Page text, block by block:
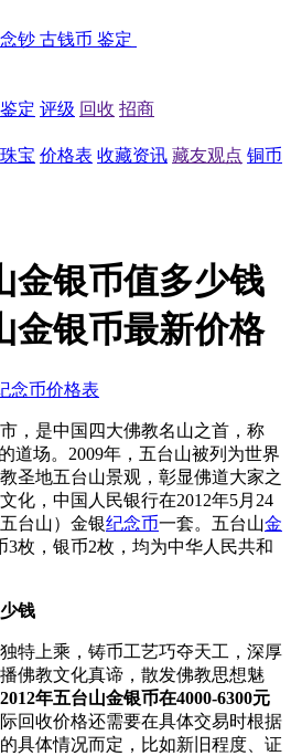
钞 古钱币 鉴定
鉴定 评级 回收 招商
珠宝 价格表 收藏资讯 藏友观点 铜币
金银币值多少钱
金银币最新价格
念币价格表
，是中国四大佛教名山之首，称
道场。2009年，五台山被列为世界
圣地五台山景观，彰显佛道大家之
化，中国人民银行在2012年5月24
台山）金银纪念币一套。五台山金
3枚，银币2枚，均为中华人民共和
钱
特上乘，铸币工艺巧夺天工，深厚
佛教文化真谛，散发佛教思想魅
年五台山金银币在4000-6300元
回收价格还需要在具体交易时根据
具体情况而定，比如新旧程度、证